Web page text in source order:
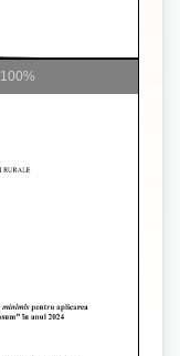
100%